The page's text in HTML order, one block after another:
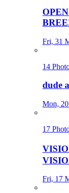
Fri, 31
14
dude
Mon,
17
Fri, 17